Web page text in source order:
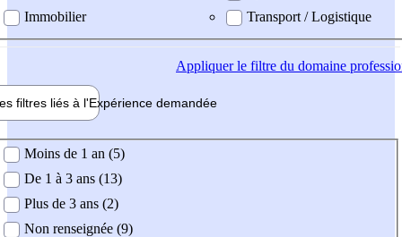
Immobilier
Transport / Logistique
Appliquerle filtre du domaine
filtres liés à l'Expérience demandée
demandée
Moins de 1 an (5)
De 1 à 3 ans (13)
Plus de 3 ans (2)
Non renseignée (9)